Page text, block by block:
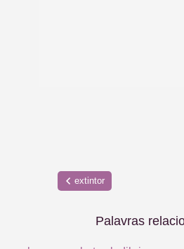
extintor
Palavras